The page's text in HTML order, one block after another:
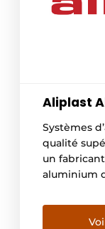
Aliplast
Systèmes
qualité
un
aluminium
façades